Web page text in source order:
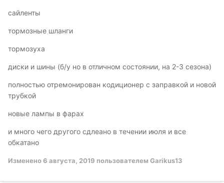
сайленты
тормозные шланги
тормозуха
диски и шины (б/у но в отличном состоянии, на 2-3 сезона)
полностью отремонирован кодиционер с заправкой и новой
трубкой
новые лампы в фарах
и много чего другого сдлеано в течении июля и все
обкатано
Изменено6 августа, 2019 пользователем Garikus13